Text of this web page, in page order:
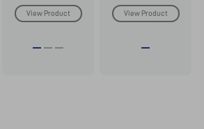
View Product View Product